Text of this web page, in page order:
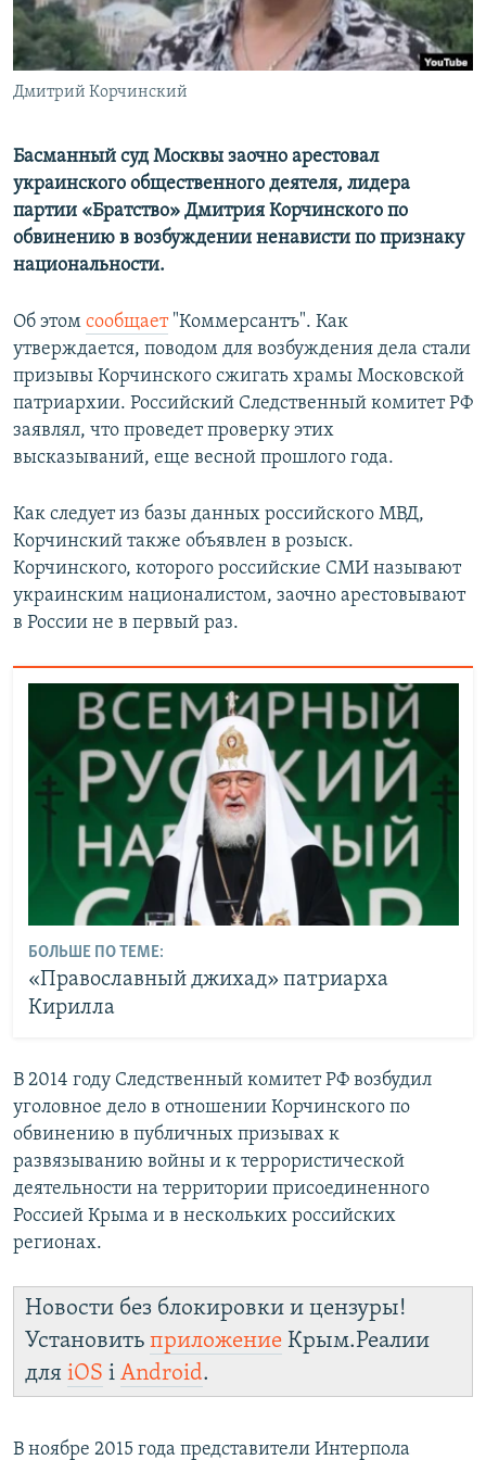
ПОБЕДИТЕЛЕЙ НЕ СУДЯТ?
КРЫМ.НЕПОКОРЕННЫЙ
ELIFBE
ПРИСОЕДИНЯЙТЕСЬ!
Все сайты RFE/RL
Дмитрий Корчинский
Басманный суд Москвы заочно арестовал
украинского общественного деятеля, лидера
партии «Братство» Дмитрия Корчинского по
обвинению в возбуждении ненависти по признаку
национальности.
Об этом сообщает"Коммерсантъ". Как
утверждается, поводом для возбуждения дела стали
призывы Корчинского сжигать храмы Московской
патриархии. Российский Следственный комитет РФ
заявлял, что проведет проверку этих
высказываний, еще весной прошлого года.
Как следует из базы данных российского МВД,
Корчинский также объявлен в розыск.
Корчинского, которого российские СМИ называют
украинским националистом, заочно арестовывают
в России не в первый раз.
БОЛЬШЕ ПО ТЕМЕ:
«Православный джихад» патриарха
Кирилла
В 2014 году Следственный комитет РФ возбудил
уголовное дело в отношении Корчинского по
обвинению в публичных призывах к
развязыванию войны и к террористической
деятельности на территории присоединенного
Россией Крыма и в нескольких российских
регионах.
Новости без блокировки и цензуры!
Установить приложение Крым.Реалии
для iOS і Android.
В ноябре 2015 года представители Интерпола